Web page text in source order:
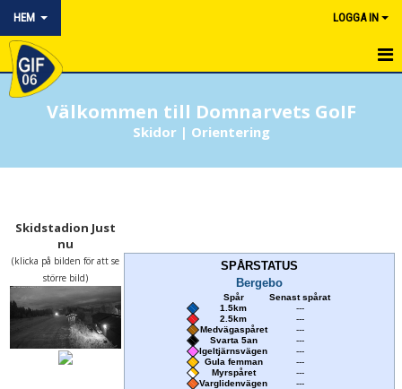
HEM LOGGA IN
HEM
OM KLUBBEN
KALENDER
BILDGALLERI
BLI MEDLEM
DOKUMENTARKIV
Välkommen till Domnarvets GoIF
Skidor | Orientering
Skidstadion Just
nu
(klicka på bilden för att se
större bild)
SPÅRSTATUS
Bergebo
Spår
Senast spårat
1.5km
---
2.5km
---
Medvägaspåret
---
Svarta 5an
---
Igeltjärnsvägen
---
Gula femman
---
Myrspåret
---
Varglidenvägen
---